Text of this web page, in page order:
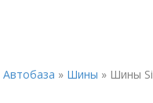
Автобаза » Шины » Шины